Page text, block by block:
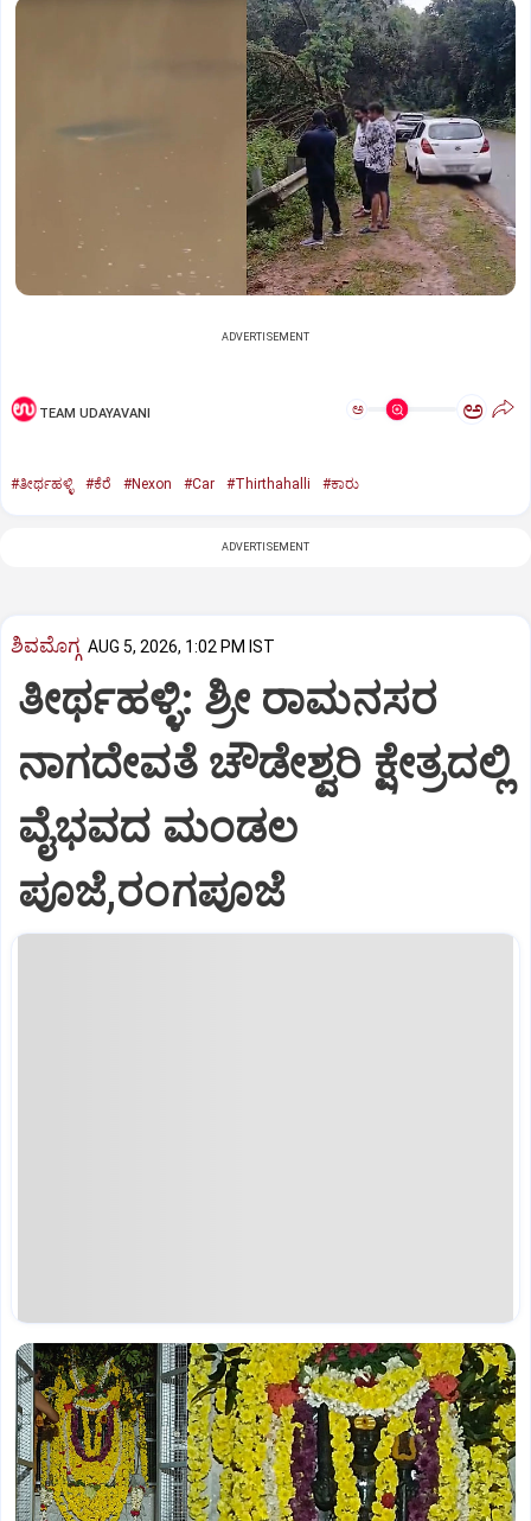
ADVERTISEMENT
TEAM UDAYAVANI ಅ ಅ
#ತೀರ್ಥಹಳ್ಳಿ #ಕೆರೆ #Nexon #Car #Thirthahalli #ಕಾರು
ADVERTISEMENT
ಶಿವಮೊಗ್ಗ AUG 5, 2026, 1:02 PM IST
ತೀರ್ಥಹಳ್ಳಿ: ಶ್ರೀ ರಾಮನಸರ
ನಾಗದೇವತೆ ಚೌಡೇಶ್ವರಿ ಕ್ಷೇತ್ರದಲ್ಲಿ
ವೈಭವದ ಮಂಡಲ
ಪೂಜೆ,ರಂಗಪೂಜೆ